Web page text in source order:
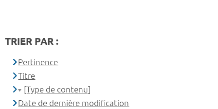
TRIER PAR :
Pertinence
Titre
[Type de contenu]
Date de dernière modification